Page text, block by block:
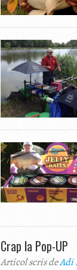
Crap la Pop-UP
Articol scris deAdi